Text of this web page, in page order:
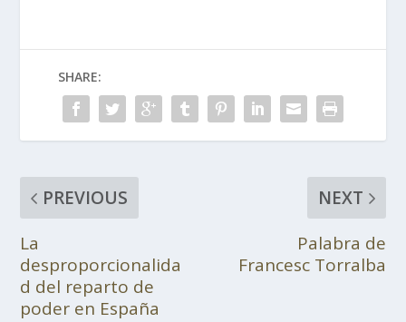
SHARE:
PREVIOUS
La
desproporcionalida
d del reparto de
poder en España
NEXT
Palabra de
Francesc Torralba